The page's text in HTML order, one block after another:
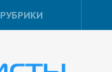
РУБРИКИ